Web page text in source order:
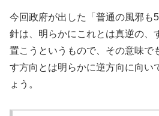
今回政府が出した「普通の風邪も
針は、明らかにこれとは真逆の、
置こうというもので、その意味で
す方向とは明らかに逆方向に向い
ょう。